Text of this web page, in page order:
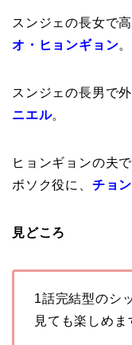
スンジェの長女で
オ・ヒョンギョン。
スンジェの長男で
ニエル。
ヒョンギョンの夫
ボソク役に、 チョ
見どころ
1話完結型のシ
見ても楽しめま